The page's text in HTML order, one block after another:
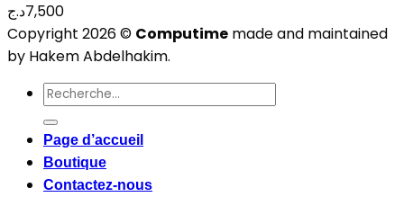
7,500د.ج
Copyright 2026 © Computime made and maintained
by Hakem Abdelhakim.
Recherche
pour :
Page d’accueil
Boutique
Contactez-nous